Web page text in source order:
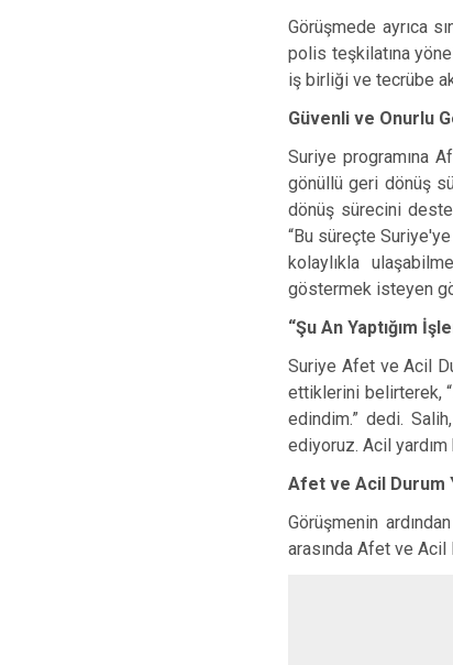
Görüşmede ayrıca
polis teşkilatına
iş birliği ve tecrübe
Güvenli ve Onurlu
Suriye programına
gönüllü geri dönüş
dönüş sürecini
“Bu süreçte
kolaylıkla
göstermek isteyen
“Şu An Yaptığım
Suriye Afet ve Acil
ettiklerini belirterek,
edindim.” dedi.
ediyoruz. Acil
Afet ve Acil Durum
Görüşmenin
arasında Afet ve Acil